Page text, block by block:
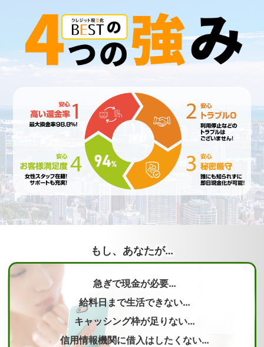
もし、あなたが…
急ぎで現金が必要…
給料日まで生活できない…
キャッシング枠が足りない…
信用情報機関に借入はしたくない…